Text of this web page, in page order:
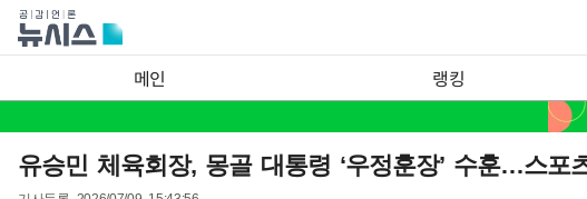
메인 랭킹
유승민 체육회장, 몽골 대통령 ‘우정훈장’ 수훈…스포